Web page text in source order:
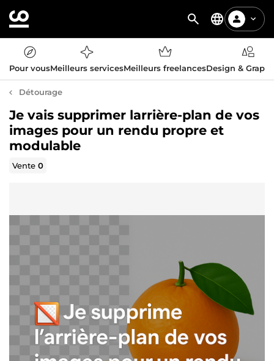
Pour vousMeilleurs servicesMeilleurs freelancesDesign &
Détourage
Je vais supprimer larrière-plan de vos
images pour un rendu propre et
modulable
Vente0